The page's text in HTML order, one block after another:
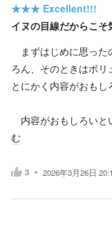
★★★ Excellent!!!
イヌの目線だからこそ
まずはじめに思った
ろん、そのときはボリ
とにかく内容がおもし
内容がおもしろいと
む
3 2026年3月26日